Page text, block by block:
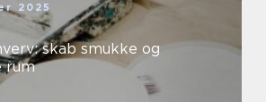
2025
skab smukke og
rum